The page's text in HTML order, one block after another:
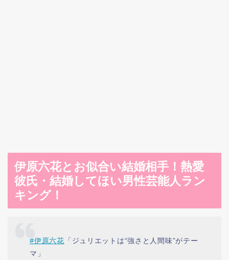
伊原六花とお似合い結婚相手！熱愛
彼氏・結婚してほい男性芸能人ラン
キング！
#伊原六花 「ジュリエットは“強さと人間味”がテー
マ」